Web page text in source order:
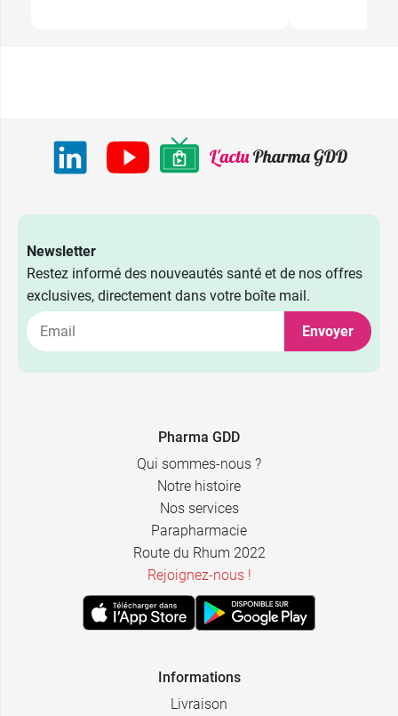
Newsletter
Restez informé des nouveautés santé et de nos offres
exclusives, directement dans votre boîte mail.
Envoyer
Pharma GDD
Qui sommes-nous ?
Notre histoire
Nos services
Parapharmacie
Route du Rhum 2022
Rejoignez-nous !
Informations
Livraison